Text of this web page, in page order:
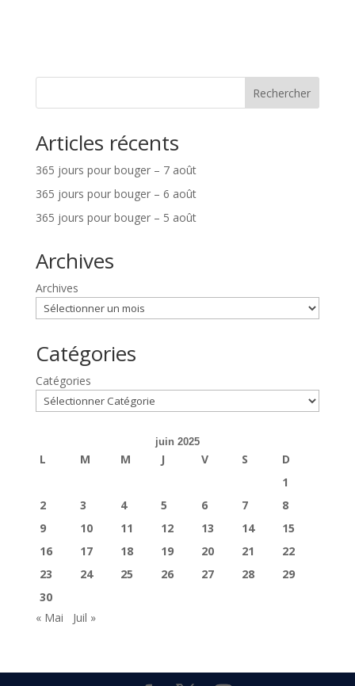
Rechercher
Articles récents
365 jours pour bouger – 7 août
365 jours pour bouger – 6 août
365 jours pour bouger – 5 août
Archives
Archives
Catégories
Catégories
juin 2025
L M M J V S
D
1
2
3 4 5 6 7
8
9
10 11 12 13 14
15
16
17 18 19 20 21
22
23
24 25 26 27 28
29
30
« Mai
Juil »